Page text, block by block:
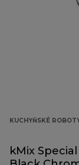
KUCHYŇSKÉ
kMix